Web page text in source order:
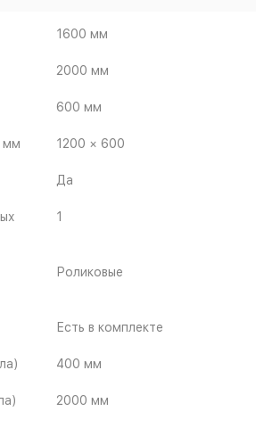
1600 мм
2000 мм
600 мм
мм 1200 × 600
Да
1
Роликовые
Есть в комплекте
400 мм
2000 мм